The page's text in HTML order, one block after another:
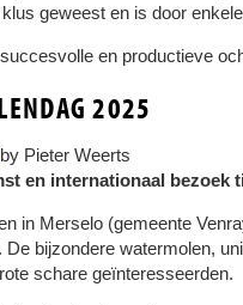
geweest en is door
en productieve
2025
by Pieter Weerts
en internationaal bezoek
in Merselo (gemeente
De bijzondere watermolen,
schare geïnteresseerden.